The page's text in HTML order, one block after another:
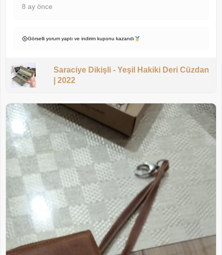
8 ay önce
Görselli yorum yaptı ve indirim kuponu kazandı
Saraciye Dikişli - Yeşil Hakiki Deri Cüzdan
| 2022